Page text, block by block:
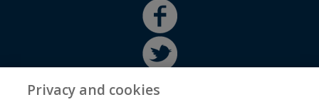
Privacy and cookies